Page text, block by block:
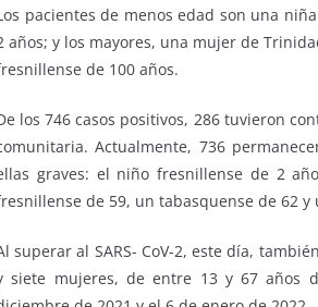
pacientes de menos edad son una
años; y los mayores, una mujer de
de 100 años.
los 746 casos positivos, 286 tuvieron
Actualmente, 736
graves: el niño fresnillense de 2
de 59, un tabasquense de 62
superar al SARS- CoV-2, este día,
siete mujeres, de entre 13 y 67 años